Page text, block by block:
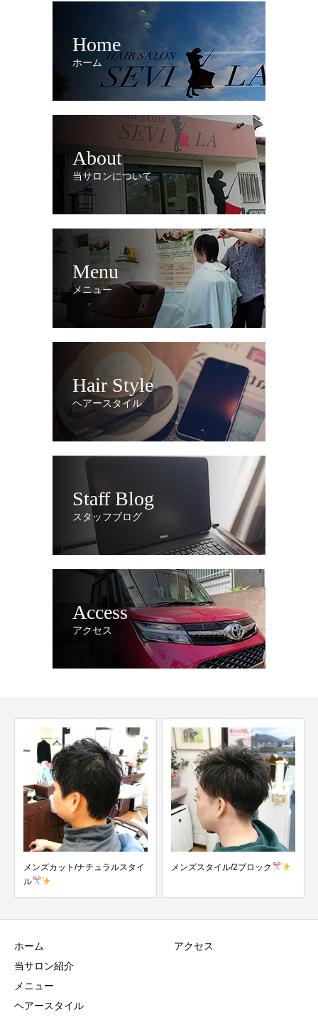
Home
ホーム
About
当サロンについて
Menu
メニュー
Hair Style
ヘアースタイル
Staff Blog
スタッフブログ
Access
アクセス
メンズカット/ナチュラルスタイ
ル
メンズスタイル/2ブロック
ホーム
当サロン紹介
メニュー
ヘアースタイル
アクセス